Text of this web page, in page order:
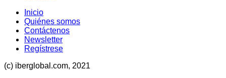
Inicio
Quiénes somos
Contáctenos
Newsletter
Regístrese
(c) iberglobal.com, 2021